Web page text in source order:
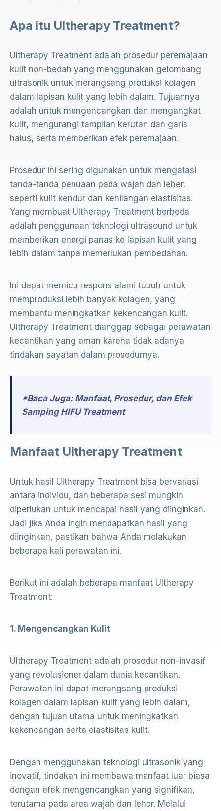
Apa itu Ultherapy Treatment?
Ultherapy Treatment adalah prosedur peremajaan
kulit non-bedah yang menggunakan gelombang
ultrasonik untuk merangsang produksi kolagen
dalam lapisan kulit yang lebih dalam. Tujuannya
adalah untuk mengencangkan dan mengangkat
kulit, mengurangi tampilan kerutan dan garis
halus, serta memberikan efek peremajaan.
Prosedur ini sering digunakan untuk mengatasi
tanda-tanda penuaan pada wajah dan leher,
seperti kulit kendur dan kehilangan elastisitas.
Yang membuat Ultherapy Treatment berbeda
adalah penggunaan teknologi ultrasound untuk
memberikan energi panas ke lapisan kulit yang
lebih dalam tanpa memerlukan pembedahan.
Ini dapat memicu respons alami tubuh untuk
memproduksi lebih banyak kolagen, yang
membantu meningkatkan kekencangan kulit.
Ultherapy Treatment dianggap sebagai perawatan
kecantikan yang aman karena tidak adanya
tindakan sayatan dalam prosedurnya.
*Baca Juga: Manfaat, Prosedur, dan Efek
Samping HIFU Treatment
Manfaat Ultherapy Treatment
Untuk hasil Ultherapy Treatment bisa bervariasi
antara individu, dan beberapa sesi mungkin
diperlukan untuk mencapai hasil yang diinginkan.
Jadi jika Anda ingin mendapatkan hasil yang
diinginkan, pastikan bahwa Anda melakukan
beberapa kali perawatan ini.
Berikut ini adalah beberapa manfaat Ultherapy
Treatment:
1. Mengencangkan Kulit
Ultherapy Treatment adalah prosedur non-invasif
yang revolusioner dalam dunia kecantikan.
Perawatan ini dapat merangsang produksi
kolagen dalam lapisan kulit yang lebih dalam,
dengan tujuan utama untuk meningkatkan
kekencangan serta elastisitas kulit.
Dengan menggunakan teknologi ultrasonik yang
inovatif, tindakan ini membawa manfaat luar biasa
dengan efek mengencangkan yang signifikan,
terutama pada area wajah dan leher. Melalui